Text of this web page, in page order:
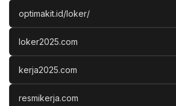
optimakit.id/loker/
loker2025.com
kerja2025.com
resmikerja.com